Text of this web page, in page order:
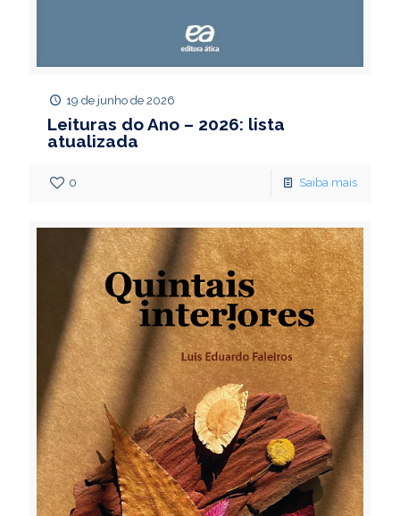
19 de junho de 2026
Leituras do Ano – 2026: lista
atualizada
0 Saiba mais